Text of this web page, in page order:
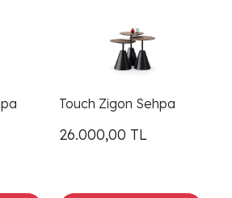
Touch Zigon Sehpa
26.000,00 TL